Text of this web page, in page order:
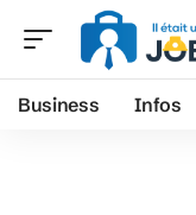
Business Infos